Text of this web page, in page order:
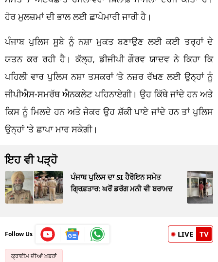
ਹੋਰ ਮੁਲਜ਼ਮਾਂ ਦੀ ਭਾਲ ਲਈ ਛਾਪੇਮਾਰੀ ਜਾਰੀ ਹੈ।
ਪੰਜਾਬ ਪੁਲਿਸ ਸੂਬੇ ਨੂੰ ਨਸ਼ਾ ਮੁਕਤ ਬਣਾਉਣ ਲਈ ਕਈ ਤਰ੍ਹਾਂ ਦੇ
ਯਤਨ ਕਰ ਰਹੀ ਹੈ। ਕੱਲ੍ਹ, ਡੀਜੀਪੀ ਗੌਰਵ ਯਾਦਵ ਨੇ ਕਿਹਾ ਕਿ
ਪਹਿਲੀ ਵਾਰ ਪੁਲਿਸ ਨਸ਼ਾ ਤਸਕਰਾਂ ‘ਤੇ ਨਜ਼ਰ ਰੱਖਣ ਲਈ ਉਨ੍ਹਾਂ ਨੂੰ
ਜੀਪੀਐਸ-ਸਮਰੱਥ ਐਨਕਲੇਟ ਪਹਿਨਾਏਗੀ। ਉਹ ਕਿੱਥੇ ਜਾਂਦੇ ਹਨ ਅਤੇ
ਕਿਸ ਨੂੰ ਮਿਲਦੇ ਹਨ ਅਤੇ ਜੇਕਰ ਉਹ ਸ਼ੱਕੀ ਪਾਏ ਜਾਂਦੇ ਹਨ ਤਾਂ ਪੁਲਿਸ
ਉਨ੍ਹਾਂ ‘ਤੇ ਛਾਪਾ ਮਾਰ ਸਕੇਗੀ।
ਇਹ ਵੀ ਪੜ੍ਹੋ
ਪੰਜਾਬ ਪੁਲਿਸ ਦਾ SI ਹੈਰੋਇਨ ਸਮੇਤ
ਗ੍ਰਿਫ਼ਤਾਰ: ਘਰੋਂ ਡਰੱਗ ਮਨੀ ਵੀ ਬਰਾਮਦ
Follow Us LIVE TV
ਕ੍ਰਾਈਮ ਦੀਆਂ ਖ਼ਬਰਾਂ